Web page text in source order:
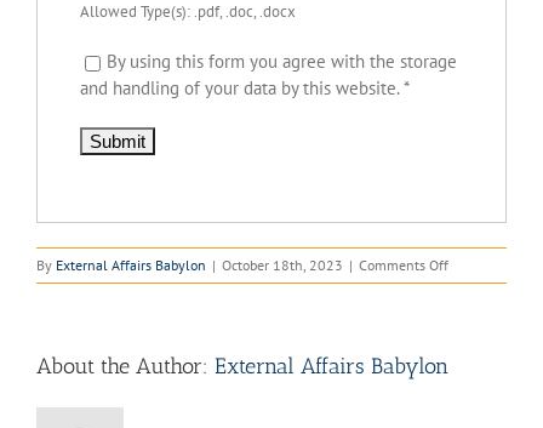
Allowed Type(s): .pdf, .doc, .docx
By using this form you agree with the storage
and handling of your data by this website.*
By External Affairs Babylon | October 18th, 2023 | Comments Offon
Dutch
–
About the Author: External Affairs Babylon